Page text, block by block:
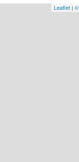
Leaflet | ©